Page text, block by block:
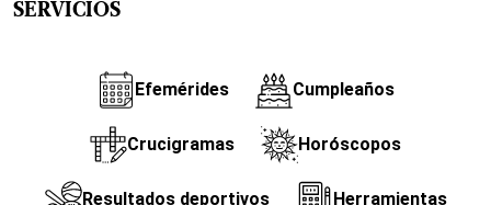
SERVICIOS
Efemérides Cumpleaños
Crucigramas Horóscopos
Resultados deportivos Herramientas